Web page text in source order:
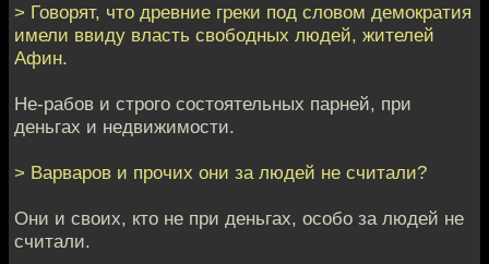
> Говорят, что древние греки под словом демократия
имели ввиду власть свободных людей, жителей
Афин.
Не-рабов и строго состоятельных парней, при
деньгах и недвижимости.
> Варваров и прочих они за людей не считали?
Они и своих, кто не при деньгах, особо за людей не
считали.